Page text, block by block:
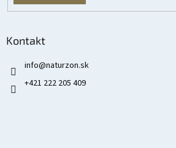
Kontakt
info@naturzon.sk
+421 222 205 409